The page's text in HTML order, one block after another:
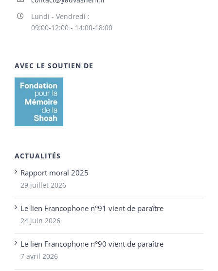
Lundi - Vendredi :
09:00-12:00 - 14:00-18:00
AVEC LE SOUTIEN DE
ACTUALITÉS
Rapport moral 2025
29 juillet 2026
Le lien Francophone n°91 vient de paraître
24 juin 2026
Le lien Francophone n°90 vient de paraître
7 avril 2026